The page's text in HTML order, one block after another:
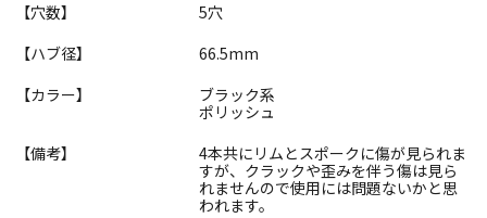
【穴数】
5穴
【ハブ径】
66.5mm
【カラー】
ブラック系
ポリッシュ
【備考】
4本共にリムとスポークに傷が見られま
すが、クラックや歪みを伴う傷は見ら
れませんので使用には問題ないかと思
われます。